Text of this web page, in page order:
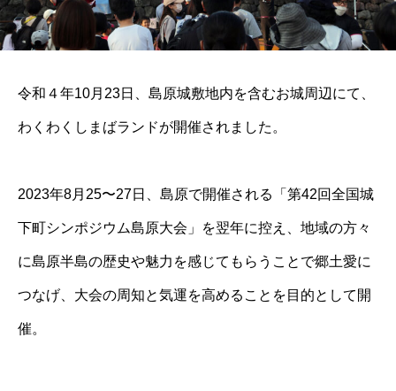
令和４年10月23日、島原城敷地内を含むお城周辺にて、
わくわくしまばランドが開催されました。
2023年8月25〜27日、島原で開催される「第42回全国城
下町シンポジウム島原大会」を翌年に控え、地域の方々
に島原半島の歴史や魅力を感じてもらうことで郷土愛に
つなげ、大会の周知と気運を高めることを目的として開
催。